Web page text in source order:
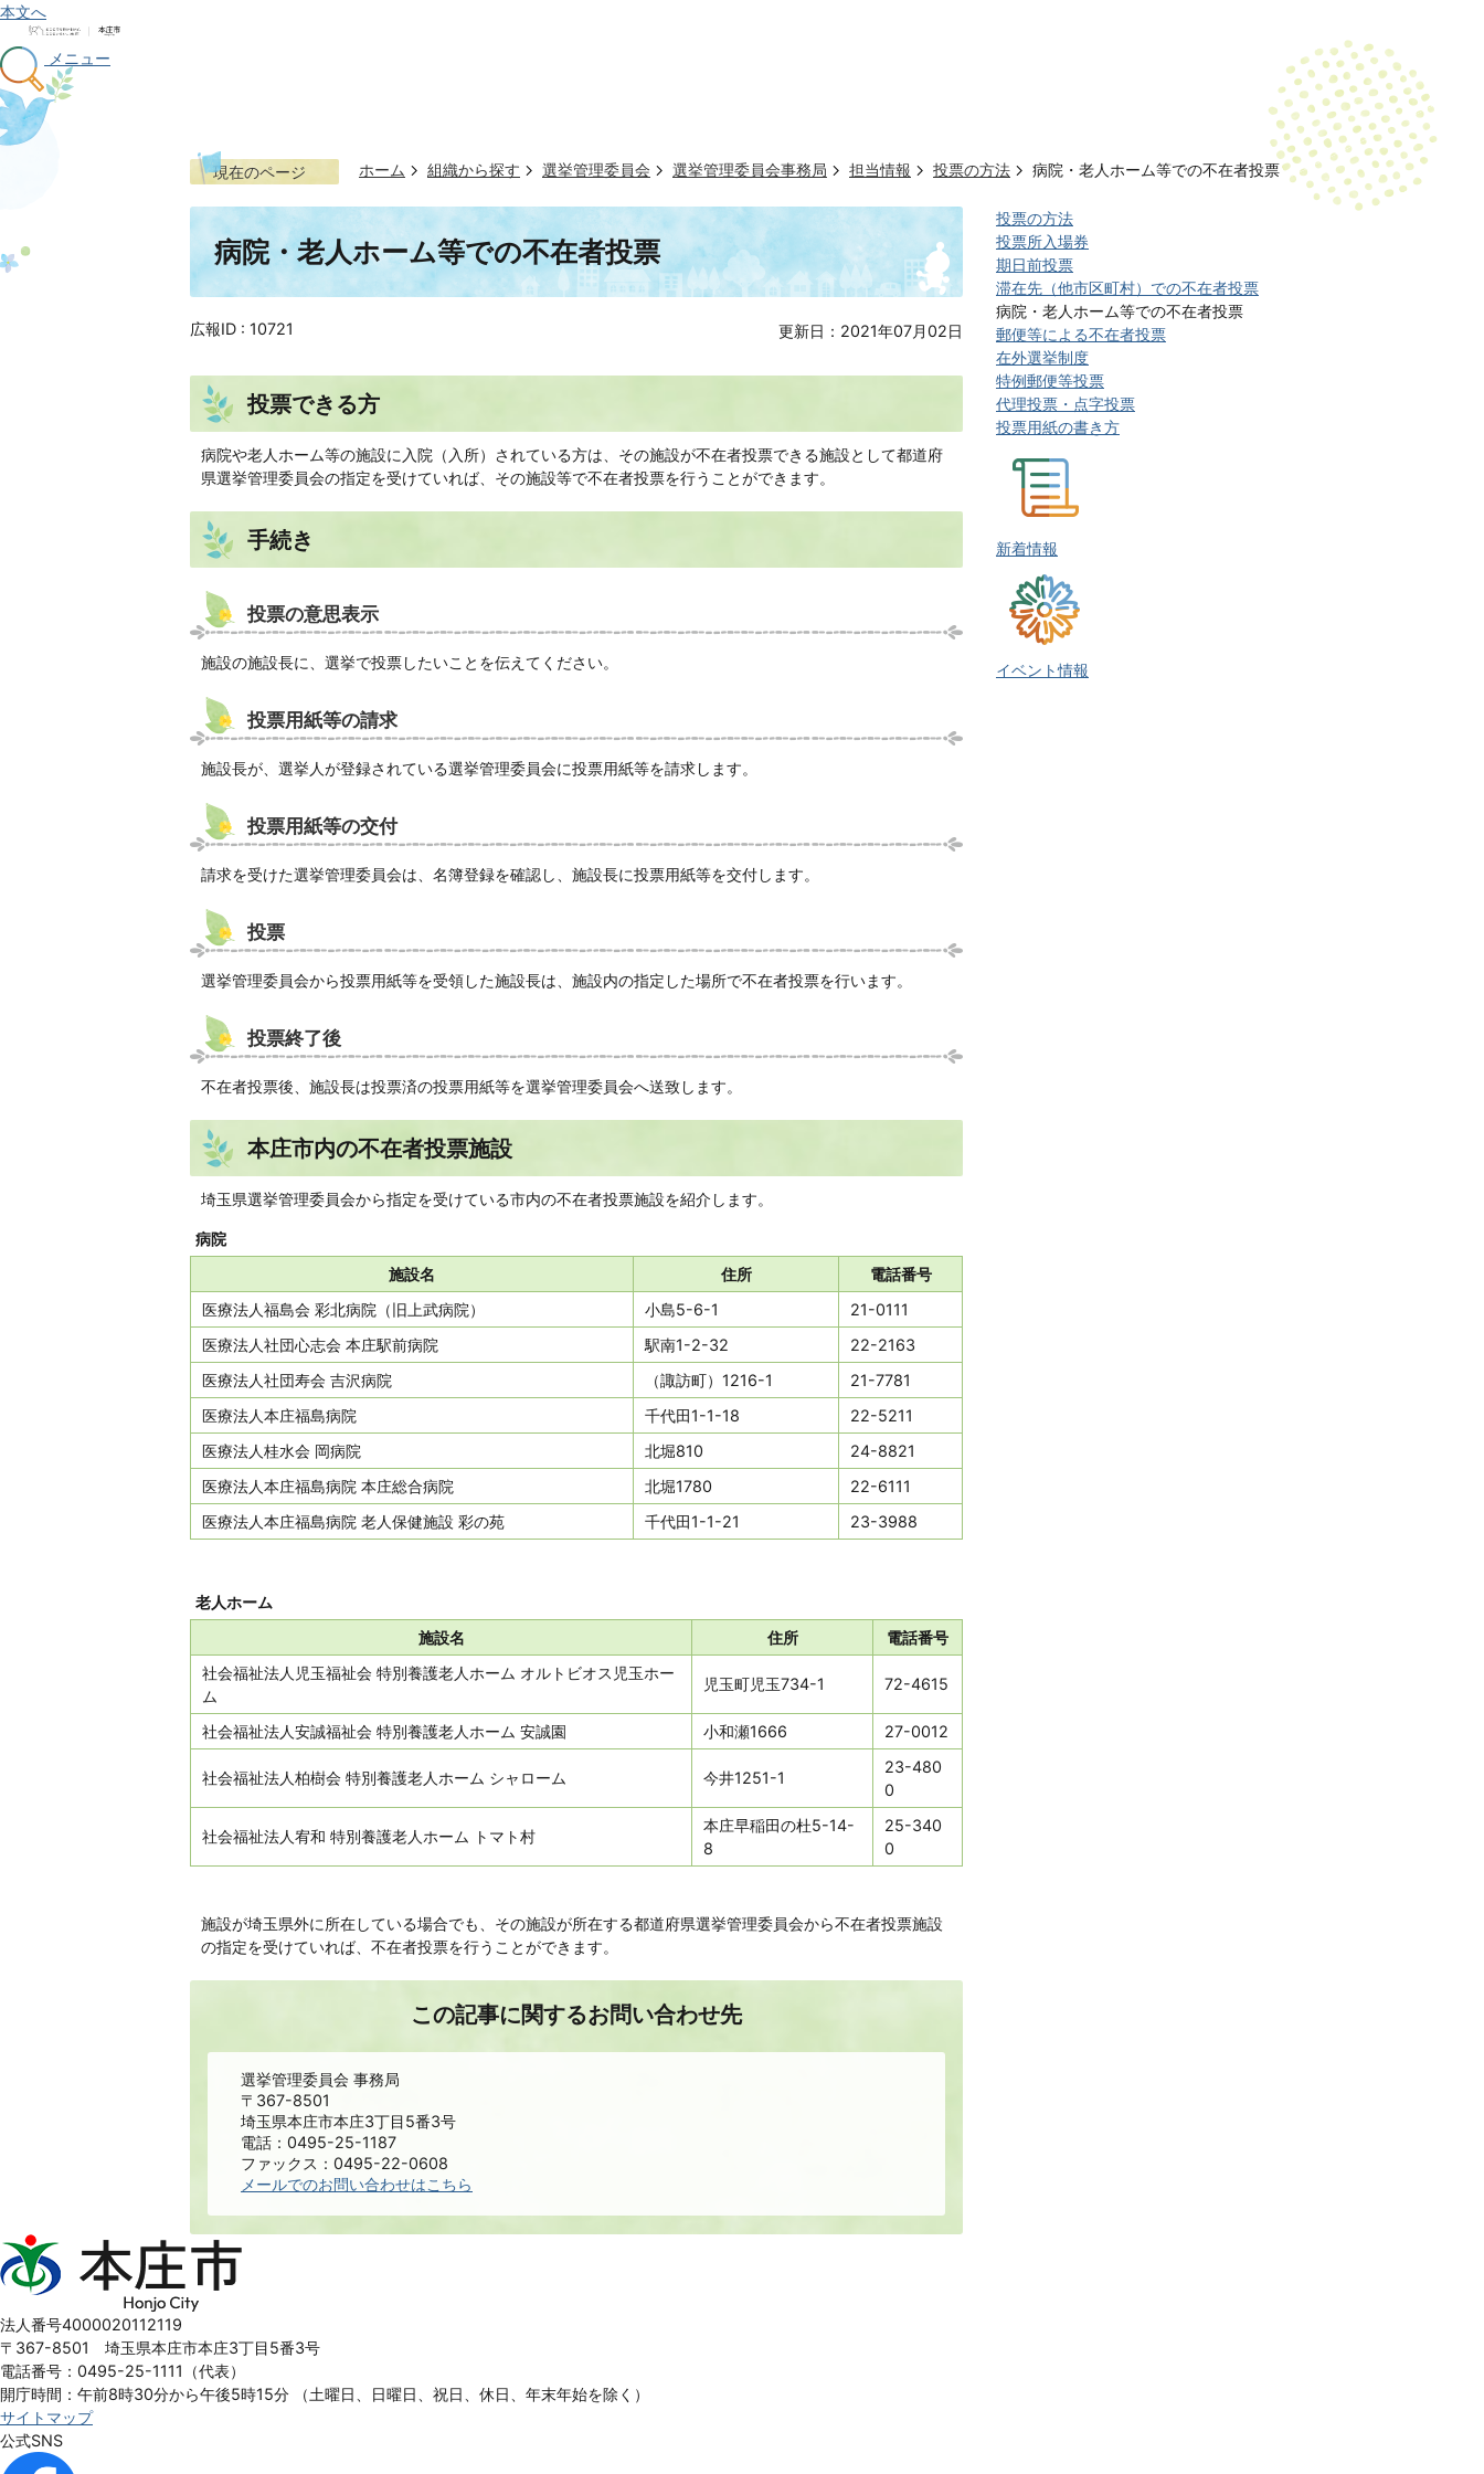
本文へ
メニュー
現在のページ ホーム 組織から探す 選挙管理委員会 選挙管理委員会事務局 担当情報 投票の方法 病院・老人ホーム等での不在者投票
病院・老人ホーム等での不在者投票
更新日：2021年07月02日
広報ID : 10721
投票できる方
病院や老人ホーム等の施設に入院（入所）されている方は、その施設が不在者投票できる施設として都道府
県選挙管理委員会の指定を受けていれば、その施設等で不在者投票を行うことができます。
手続き
投票の意思表示
施設の施設長に、選挙で投票したいことを伝えてください。
投票用紙等の請求
施設長が、選挙人が登録されている選挙管理委員会に投票用紙等を請求します。
投票用紙等の交付
請求を受けた選挙管理委員会は、名簿登録を確認し、施設長に投票用紙等を交付します。
投票
選挙管理委員会から投票用紙等を受領した施設長は、施設内の指定した場所で不在者投票を行います。
投票終了後
不在者投票後、施設長は投票済の投票用紙等を選挙管理委員会へ送致します。
本庄市内の不在者投票施設
埼玉県選挙管理委員会から指定を受けている市内の不在者投票施設を紹介します。
病院
施設名
住所
電話番号
医療法人福島会 彩北病院（旧上武病院）
小島5-6-1
21-0111
医療法人社団心志会 本庄駅前病院
駅南1-2-32
22-2163
医療法人社団寿会 吉沢病院
（諏訪町）1216-1
21-7781
医療法人本庄福島病院
千代田1-1-18
22-5211
医療法人桂水会 岡病院
北堀810
24-8821
医療法人本庄福島病院 本庄総合病院
北堀1780
22-6111
医療法人本庄福島病院 老人保健施設 彩の苑
千代田1-1-21 23-3988
老人ホーム
施設名
住所
電話番号
社会福祉法人児玉福祉会 特別養護老人ホーム オルトビオス児玉ホー
ム
児玉町児玉734-1 72-4615
社会福祉法人安誠福祉会 特別養護老人ホーム 安誠園 小和瀬1666 27-0012
社会福祉法人柏樹会 特別養護老人ホーム シャローム 今井1251-1
23-480
0
社会福祉法人宥和 特別養護老人ホーム トマト村
本庄早稲田の杜5-14-
8
25-340
0
施設が埼玉県外に所在している場合でも、その施設が所在する都道府県選挙管理委員会から不在者投票施設
の指定を受けていれば、不在者投票を行うことができます。
この記事に関するお問い合わせ先
選挙管理委員会 事務局
〒367-8501
埼玉県本庄市本庄3丁目5番3号
電話：0495-25-1187
ファックス：0495-22-0608
メールでのお問い合わせはこちら
投票の方法
投票所入場券
期日前投票
滞在先（他市区町村）での不在者投票
病院・老人ホーム等での不在者投票
郵便等による不在者投票
在外選挙制度
特例郵便等投票
代理投票・点字投票
投票用紙の書き方
新着情報
イベント情報
本
庄
Honjo
City
法人番号4000020112119
〒367-8501 埼玉県本庄市本庄3丁目5番3号
電話番号：0495-25-1111（代表）
開庁時間：午前8時30分から午後5時15分
（土曜日、日曜日、祝日、休日、年末年始を除く）
サイトマップ
公式SNS